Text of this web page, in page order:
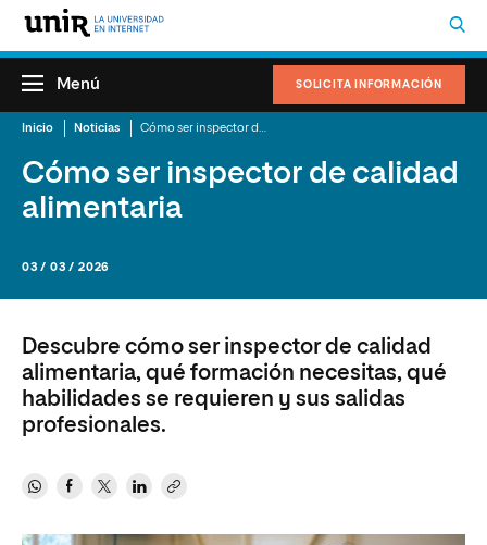
SOLICITA INFORMACIÓN
Menú
Inicio Noticias
Cómo ser inspector de calidad
alimentaria
03 / 03 / 2026
Descubre cómo ser inspector de calidad
alimentaria, qué formación necesitas, qué
habilidades se requieren y sus salidas
profesionales.